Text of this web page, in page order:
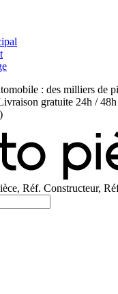
: des milliers de
gratuite 24h /
Réf. Constructeur,